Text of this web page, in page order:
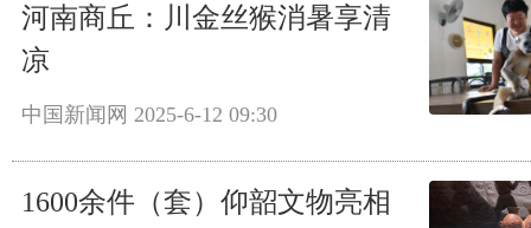
河南商丘：川金丝猴消暑享清
凉
中国新闻网 2025-6-12 09:30
1600余件（套）仰韶文物亮相